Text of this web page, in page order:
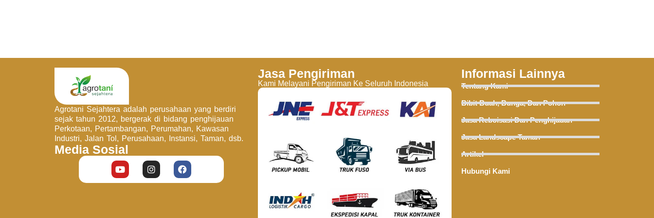
Agrotani Sejahtera adalah perusahaan yang berdiri
sejak tahun 2012, bergerak di bidang penghijauan
Perkotaan, Pertambangan, Perumahan, Kawasan
Industri, Jalan Tol, Perusahaan, Instansi, Taman, dsb.
Media Sosial
Jasa Pengiriman
Kami Melayani Pengiriman Ke Seluruh Indonesia
Informasi Lainnya
Tentang Kami
Bibit Buah, Bunga, Dan Pohon
Jasa Reboisasi Dan Penghijauan
Jasa Landscape Taman
Artikel
Hubungi Kami